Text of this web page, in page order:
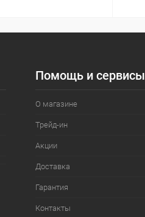
Помощь и сервисы
О магазине
Трейд-ин
Акции
Доставка
Гарантия
Контакты